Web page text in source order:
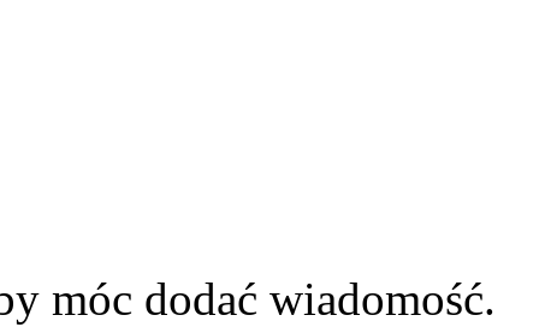
móc dodać wiadomość.